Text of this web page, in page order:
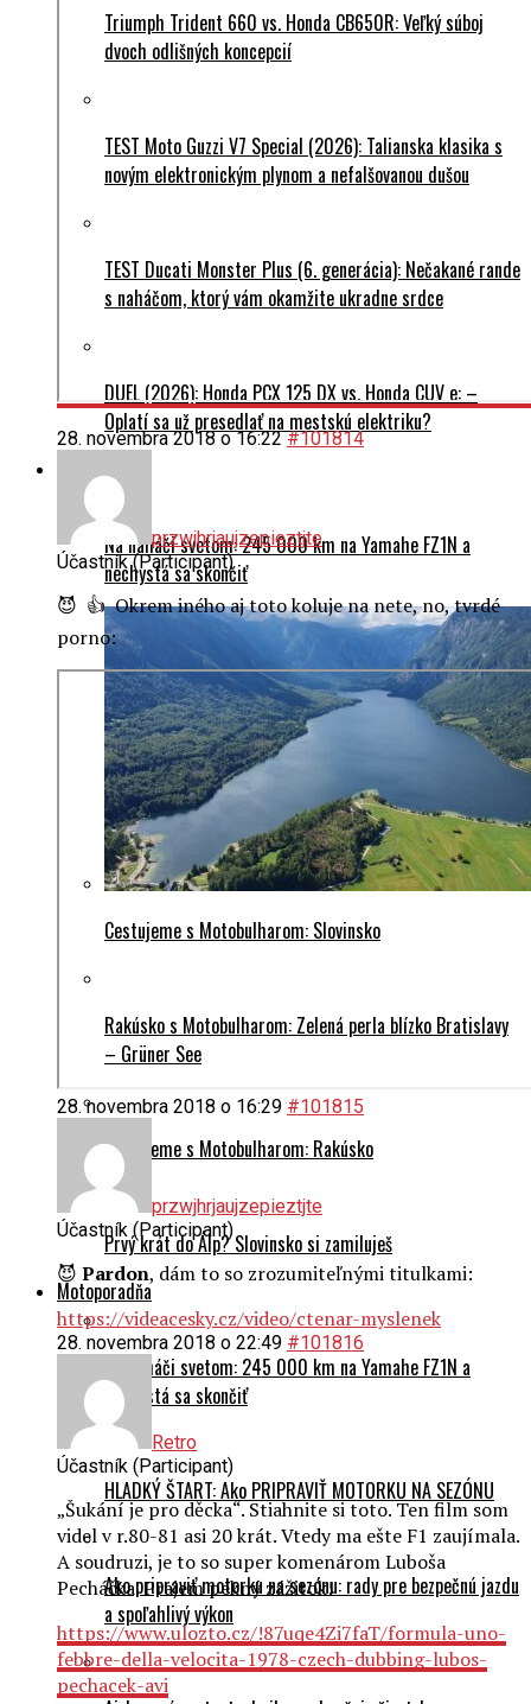
Triumph Trident 660 vs. Honda CB650R: Veľký súboj
dvoch odlišných koncepcií
TEST Moto Guzzi V7 Special (2026): Talianska klasika s
novým elektronickým plynom a nefalšovanou dušou
TEST Ducati Monster Plus (6. generácia): Nečakané rande
s naháčom, ktorý vám okamžite ukradne srdce
DUEL (2026): Honda PCX 125 DX vs. Honda CUV e: –
Oplatí sa už presedlať na mestskú elektriku?
Cestovanie
Na naháči svetom: 245 000 km na Yamahe FZ1N a
nechystá sa skončiť
Cestujeme s Motobulharom: Slovinsko
Rakúsko s Motobulharom: Zelená perla blízko Bratislavy
– Grüner See
Cestujeme s Motobulharom: Rakúsko
Prvý krát do Álp? Slovinsko si zamiluješ
Motoporadňa
Na naháči svetom: 245 000 km na Yamahe FZ1N a
nechystá sa skončiť
HLADKÝ ŠTART: Ako PRIPRAVIŤ MOTORKU NA SEZÓNU
Ako pripraviť motorku na sezónu: rady pre bezpečnú jazdu
a spoľahlivý výkon
28. novembra 2018 o 16:22 #101814
przwjhrjaujzepieztjte
Účastník (Participant)
😈 👍 Okrem iného aj toto koluje na nete, no, tvrdé
porno:
28. novembra 2018 o 16:29 #101815
przwjhrjaujzepieztjte
Účastník (Participant)
😈 Pardon, dám to so zrozumiteľnými titulkami:
https://videacesky.cz/video/ctenar-myslenek
28. novembra 2018 o 22:49 #101816
Retro
Účastník (Participant)
„Šukání je pro děcka“. Stiahnite si toto. Ten film som
videl v r.80-81 asi 20 krát. Vtedy ma ešte F1 zaujímala.
A soudruzi, je to so super komenárom Luboša
Pecháčka. Prajem pekný zážitok!
https://www.ulozto.cz/!87uqe4Zi7faT/formula-uno-
febbre-della-velocita-1978-czech-dubbing-lubos-
pechacek-avi